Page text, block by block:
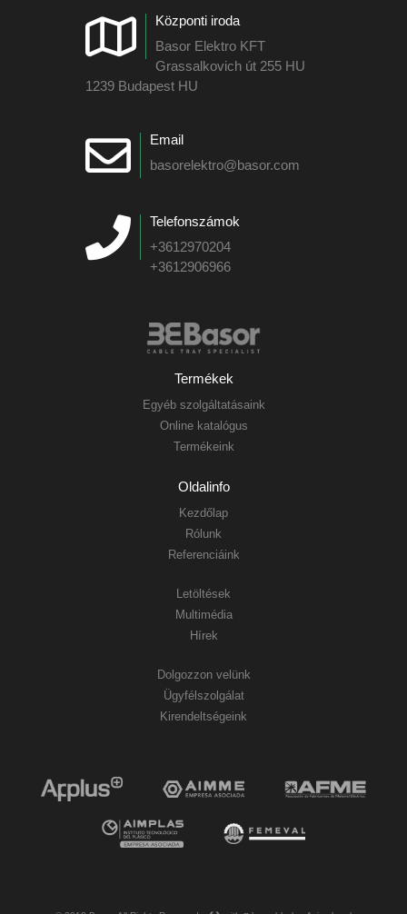
Központi iroda
Basor Elektro KFT
Grassalkovich út 255 HU
1239 Budapest HU
Email
basorelektro@basor.com
Telefonszámok
+3612970204
+3612906966
Termékek
Egyéb szolgáltatásaink
Online katalógus
Termékeink
Oldalinfo
Kezdőlap
Rólunk
Referenciáink
Letöltések
Multimédia
Hírek
Dolgozzon velünk
Ügyfélszolgálat
Kirendeltségeink